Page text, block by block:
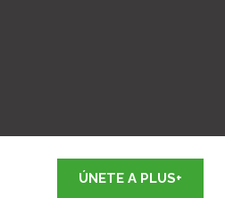
ÚNETE A PLUS+